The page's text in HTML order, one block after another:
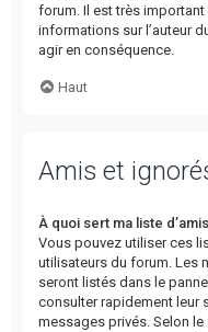
forum. Il est très important
informations sur l’auteur
agir en conséquence.
Haut
Amis et
À quoi sert ma liste
Vous pouvez utiliser ces
utilisateurs du forum. Les
seront listés dans le
consulter rapidement leur
messages privés. Selon